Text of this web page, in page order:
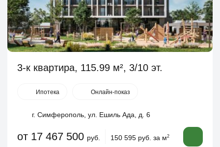
3-к квартира, 115.99 м², 3/10 эт.
Ипотека Онлайн-показ
г. Симферополь, ул. Ешиль Ада, д. 6
от 17 467 500 руб. 150 595 руб. за м2